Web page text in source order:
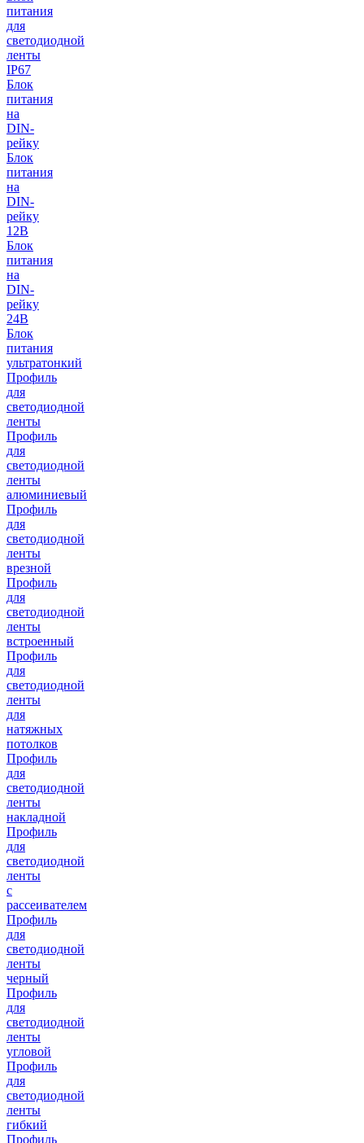
питания
для
светодиодной
ленты
IP67
Блок
питания
на
DIN-
рейку
Блок
питания
на
DIN-
рейку
12В
Блок
питания
на
DIN-
рейку
24В
Блок
питания
ультратонкий
Профиль
для
светодиодной
ленты
Профиль
для
светодиодной
ленты
алюминиевый
Профиль
для
светодиодной
ленты
врезной
Профиль
для
светодиодной
ленты
встроенный
Профиль
для
светодиодной
ленты
для
натяжных
потолков
Профиль
для
светодиодной
ленты
накладной
Профиль
для
светодиодной
ленты
с
рассеивателем
Профиль
для
светодиодной
ленты
черный
Профиль
для
светодиодной
ленты
угловой
Профиль
для
светодиодной
ленты
гибкий
Профиль